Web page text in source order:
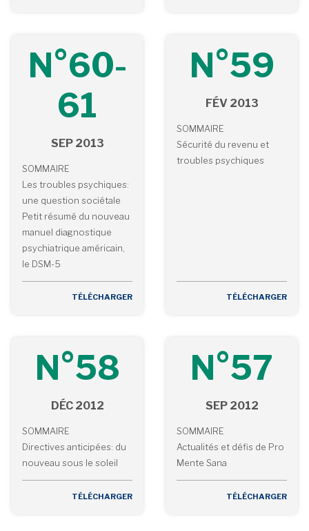
N°60-
61
SEP 2013
SOMMAIRE
Les troubles psychiques:
une question sociétale
Petit résumé du nouveau
manuel diagnostique
psychiatrique américain,
le DSM-5
TÉLÉCHARGER
N°59
FÉV 2013
SOMMAIRE
Sécurité du revenu et
troubles psychiques
TÉLÉCHARGER
N°58
DÉC 2012
SOMMAIRE
Directives anticipées: du
nouveau sous le soleil
TÉLÉCHARGER
N°57
SEP 2012
SOMMAIRE
Actualités et défis de Pro
Mente Sana
TÉLÉCHARGER